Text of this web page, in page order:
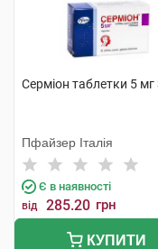
Серміон таблетки 5
Пфайзер Італія
Є в наявності
від 285.20 грн
КУПИТИ